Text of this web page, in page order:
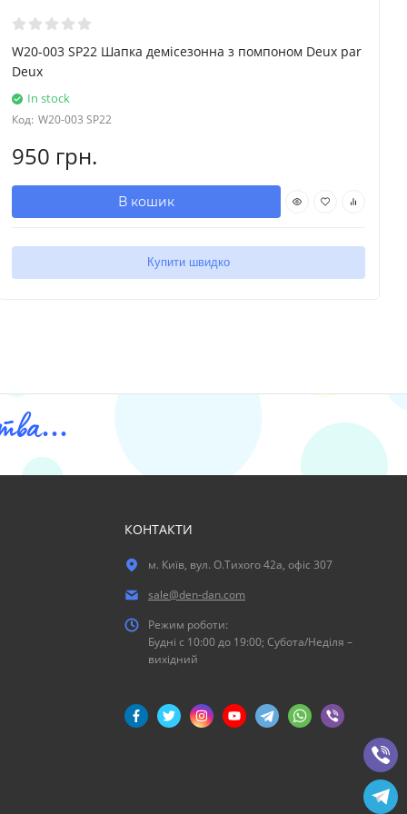
W20-003 SP22 Шапка демісезонна з помпоном Deux par
Deux
In stock
Код: W20-003 SP22
950 грн.
В кошик
Купити швидко
КОНТАКТИ
м. Київ, вул. О.Тихого 42а, офіс 307
sale@den-dan.com
Режим роботи:
Будні c 10:00 до 19:00; Субота/Неділя –
вихідний